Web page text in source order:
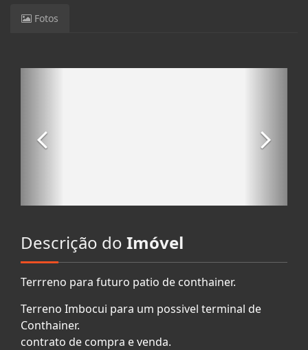
Fotos
Descrição do Imóvel
Terrreno para futuro patio de conthainer.
Terreno Imbocui para um possivel terminal de
Conthainer.
contrato de compra e venda.